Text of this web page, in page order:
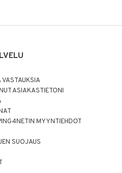
ASIAKASTIETONI
MYYNTIEHDOT
SUOJAUS